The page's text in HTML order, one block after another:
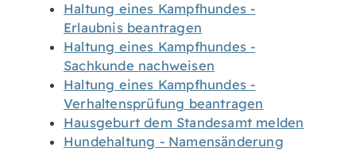
Haltung eines Kampfhundes -
Erlaubnis beantragen
Haltung eines Kampfhundes -
Sachkunde nachweisen
Haltung eines Kampfhundes -
Verhaltensprüfung beantragen
Hausgeburt dem Standesamt melden
Hundehaltung - Namensänderung